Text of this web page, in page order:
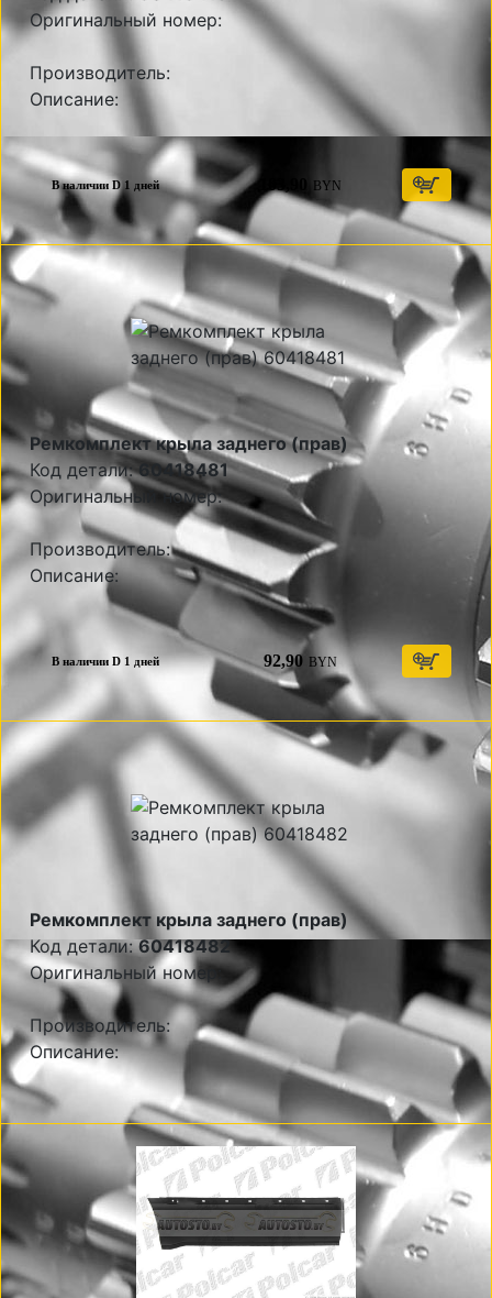
Оригинальный номер:
Производитель:
Описание:
В наличии D 1 дней BYN
Ремкомплект крыла заднего (прав)
Код детали:60418481
Оригинальный номер:
Производитель:
Описание:
В наличии D 1 дней 92,90 BYN
Ремкомплект крыла заднего (прав)
Код детали:60418482
Оригинальный номер:
Производитель:
Описание: